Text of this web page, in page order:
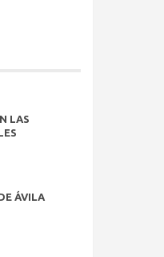
LAS
ÁVILA